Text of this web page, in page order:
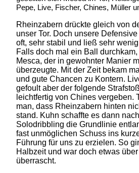
Pepe, Live, Fischer, Chines, Müller
Rheinzabern drückte gleich von
unser Tor. Doch unsere
oft, sehr stabil und ließ sehr
Falls doch mal ein Ball
Mesca, der in gewohnter Manier
überzeugte. Mit der Zeit bekam
und gute Chancen zu Kontern.
gefoult aber der folgende
leichtfertig von Chines vergeben.
man, dass Rheinzabern hinten
stand. Kuhn schaffte es dann
Solodribbling die Grundlinie
fast unmöglichen Schuss ins
Führung für uns zu erzielen. So
Halbzeit und war doch etwas
überrascht.